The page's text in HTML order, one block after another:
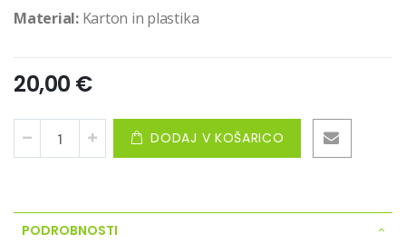
Material:Karton in plastika
20,00 €
DODAJ V KOŠARICO
PODROBNOSTI